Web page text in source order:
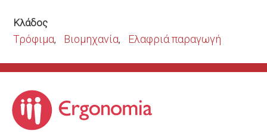
Κλάδος
Τρόφιμα Βιομηχανία Ελαφριά παραγωγή